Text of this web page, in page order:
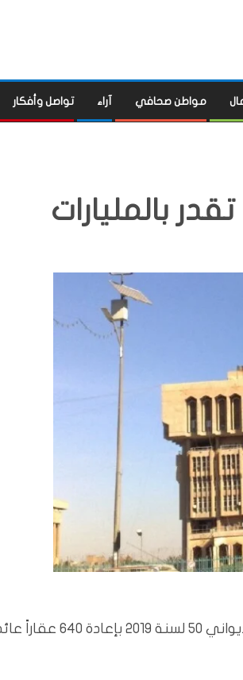
مواطن صحافي آراء تواصل وأفكار
بغداد/المسلة: أعلنت امانة بغداد، الاثنين 10/31/2022، عن قيام لجنة الامر الديواني 50 لسنة 2019